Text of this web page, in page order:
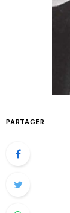
PARTAGER